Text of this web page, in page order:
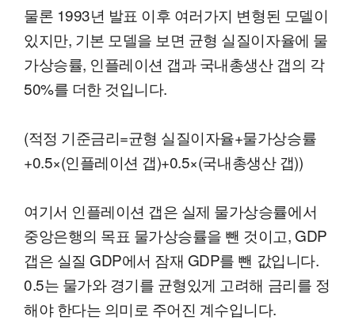
물론 1993년 발표 이후 여러가지 변형된 모델이
있지만, 기본 모델을 보면 균형 실질이자율에 물
가상승률, 인플레이션 갭과 국내총생산 갭의 각
50%를 더한 것입니다.
(적정 기준금리=균형 실질이자율+물가상승률
+0.5×(인플레이션 갭)+0.5×(국내총생산 갭))
여기서 인플레이션 갭은 실제 물가상승률에서
중앙은행의 목표 물가상승률을 뺀 것이고, GDP
갭은 실질 GDP에서 잠재 GDP를 뺀 값입니다.
0.5는 물가와 경기를 균형있게 고려해 금리를 정
해야 한다는 의미로 주어진 계수입니다.